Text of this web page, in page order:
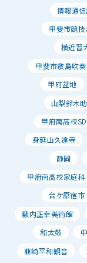
情報通
甲斐市競技
横近習
甲斐市敷島吹
甲府盆地
山梨鈴木
甲府南高校
身延山久遠寺
静岡
甲府南高校家庭科
台ケ原宿市
薮内正幸美術館
和太鼓
韮崎平和観音